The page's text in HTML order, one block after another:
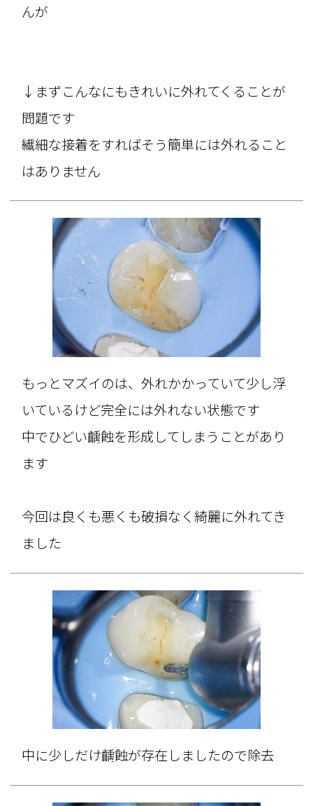
んが
↓まずこんなにもきれいに外れてくることが
問題です
繊細な接着をすればそう簡単には外れること
はありません
もっとマズイのは、外れかかっていて少し浮
いているけど完全には外れない状態です
中でひどい齲蝕を形成してしまうことがあり
ます
今回は良くも悪くも破損なく綺麗に外れてき
ました
中に少しだけ齲蝕が存在しましたので除去